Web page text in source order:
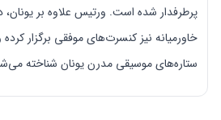
پرطرفدار شده است. ورتیس علاوه بر یونان، در
خاورمیانه نیز کنسرت‌های موفقی برگزار
ستاره‌های موسیقی مدرن یونان شناخته